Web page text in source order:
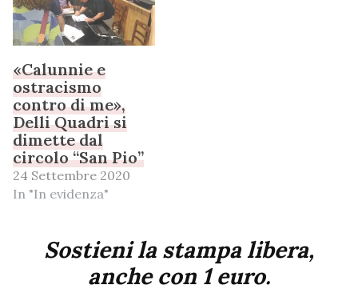
«Calunnie e
ostracismo
contro di me»,
Delli Quadri si
dimette dal
circolo “San Pio”
24 Settembre 2020
In "In evidenza"
Sostieni la stampa libera,
anche con 1 euro.